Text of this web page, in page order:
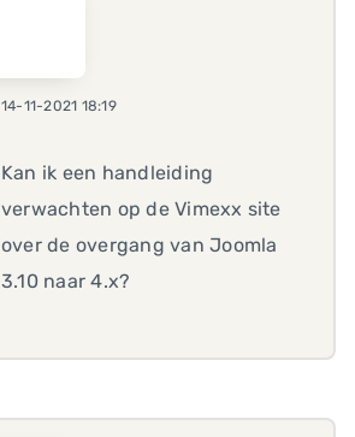
14-11-2021 18:19
Kan ik een handleiding
verwachten op de Vimexx site
over de overgang van Joomla
3.10 naar 4.x?